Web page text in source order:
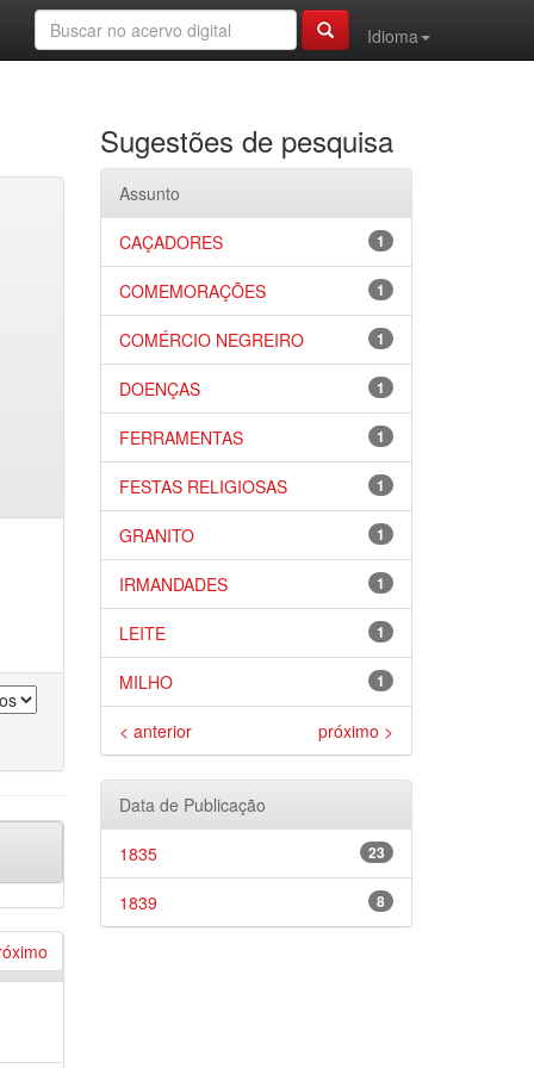
Idioma
Sugestões de pesquisa
Assunto
1
CAÇADORES
1
COMEMORAÇÕES
1
COMÉRCIO NEGREIRO
1
DOENÇAS
1
FERRAMENTAS
1
FESTAS RELIGIOSAS
1
GRANITO
1
IRMANDADES
1
LEITE
1
MILHO
< anterior próximo >
Data de Publicação
23
1835
8
1839